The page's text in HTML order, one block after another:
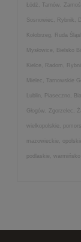
Łódź, Tarnów,
Sosnowiec, Rybnik,
Kołobrzeg, Ruda
Mysłowice, Bielsko
Kielce, Radom,
Mielec, Tarnowskie
Lublin, Piaseczno,
Głogów,
wielkopolskie,
mazowieckie,
podlaskie, warmińsko